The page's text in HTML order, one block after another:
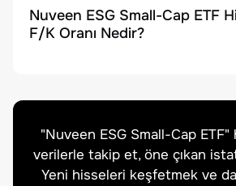
Nuveen ESG Small-Cap ETF
F/K Oranı Nedir?
"Nuveen ESG Small-Cap ETF"
verilerle takip et, öne çıkan
Yeni hisseleri keşfetmek ve